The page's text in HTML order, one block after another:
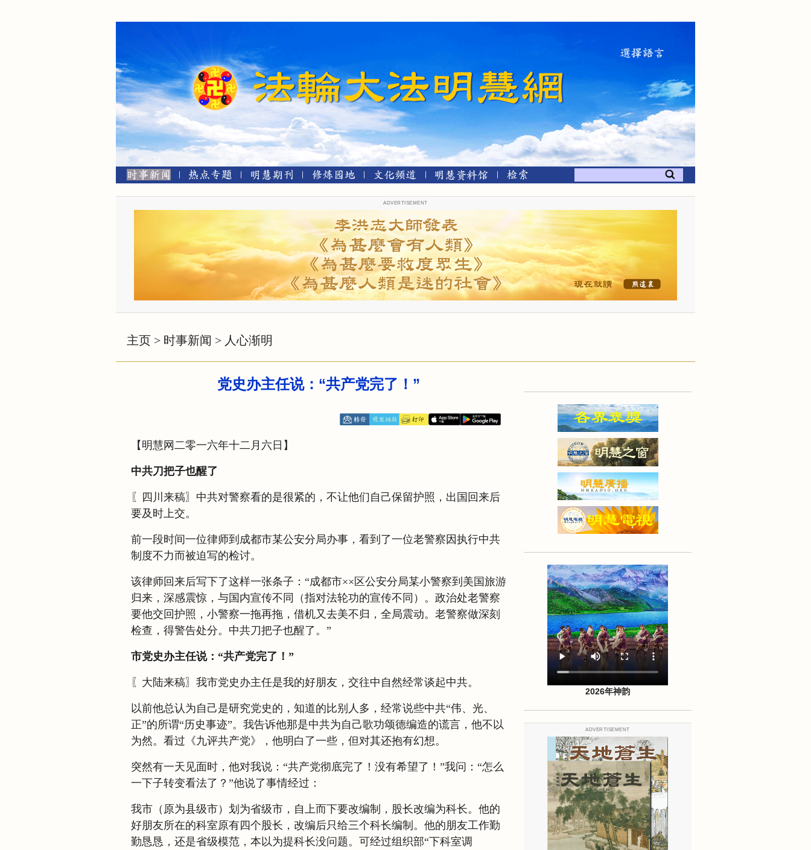
ADVERTISEMENT
主页 > 时事新闻 > 人心渐明
党史办主任说：“共产党完了！”
【明慧网二零一六年十二月六日】
中共刀把子也醒了
〖四川来稿〗中共对警察看的是很紧的，不让他们自己保留护照，出国回来后
要及时上交。
前一段时间一位律师到成都市某公安分局办事，看到了一位老警察因执行中共
制度不力而被迫写的检讨。
该律师回来后写下了这样一张条子：“成都市××区公安分局某小警察到美国旅游
归来，深感震惊，与国内宣传不同（指对法轮功的宣传不同）。政治处老警察
要他交回护照，小警察一拖再拖，借机又去美不归，全局震动。老警察做深刻
检查，得警告处分。中共刀把子也醒了。”
市党史办主任说：“共产党完了！”
〖大陆来稿〗我市党史办主任是我的好朋友，交往中自然经常谈起中共。
以前他总认为自己是研究党史的，知道的比别人多，经常说些中共“伟、光、
正”的所谓“历史事迹”。我告诉他那是中共为自己歌功颂德编造的谎言，他不以
为然。看过《九评共产党》，他明白了一些，但对其还抱有幻想。
突然有一天见面时，他对我说：“共产党彻底完了！没有希望了！”我问：“怎么
一下子转变看法了？”他说了事情经过：
我市（原为县级市）划为省级市，自上而下要改编制，股长改编为科长。他的
好朋友所在的科室原有四个股长，改编后只给三个科长编制。他的朋友工作勤
勤恳恳，还是省级模范，本以为提科长没问题。可经过组织部“下科室调
2026年神韵
ADVERTISEMENT